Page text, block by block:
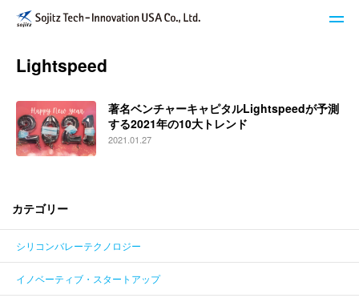
STech I USAのサービス
ブログ
イベント・セミナー
キーワードで探す
STech I USAについて
Lightspeed
著名ベンチャーキャピタルLightspeedが予測
する2021年の10大トレンド
2021.01.27
カテゴリー
シリコンバレーテクノロジー
イノベーティブ・スタートアップ